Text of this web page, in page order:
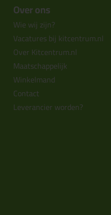
Over ons
Wie wij zijn?
Vacatures bij kitcentrum.nl
Over Kitcentrum.nl
Maatschappelijk
Winkelmand
Contact
Leverancier worden?